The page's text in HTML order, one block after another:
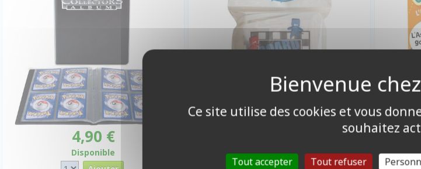
4,90 €
Disponible Indisponible
Ce site utilise des cookies et vous
souhaitez
Tout accepter Tout refuser